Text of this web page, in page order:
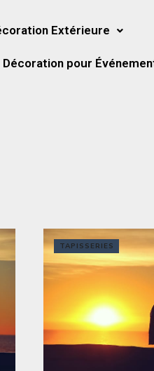
Extérieure
Décoration pour
TAPISSERIES